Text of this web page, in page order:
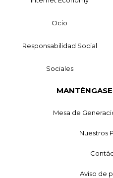
Ocio
Responsabilidad Social
Sociales
Mesa de
Nuestros
Aviso de